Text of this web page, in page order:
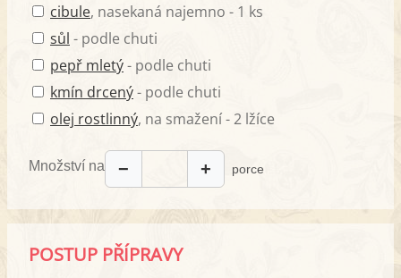
cibule, nasekaná najemno - 1 ks
sůl - podle chuti
pepř mletý- podle chuti
kmín drcený- podle chuti
olej rostlinný, na smažení - 2 lžíce
Množství na − + porce
POSTUP PŘÍPRAVY